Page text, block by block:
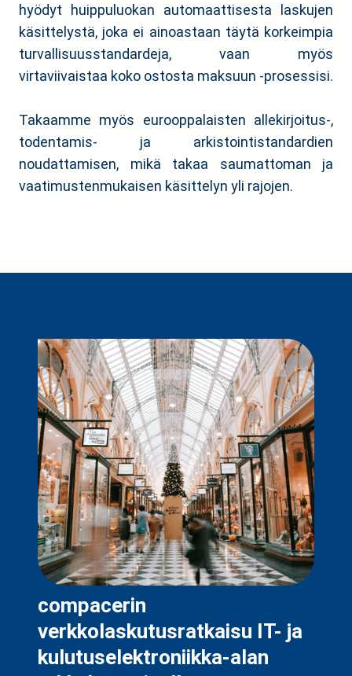
hyödyt huippuluokan automaattisesta laskujen
käsittelystä, joka ei ainoastaan täytä korkeimpia
turvallisuusstandardeja, vaan myös
virtaviivaistaa koko ostosta maksuun -prosessisi.
Takaamme myös eurooppalaisten allekirjoitus-,
todentamis- ja arkistointistandardien
noudattamisen, mikä takaa saumattoman ja
vaatimustenmukaisen käsittelyn yli rajojen.
compacerin
verkkolaskutusratkaisu IT- ja
kulutuselektroniikka-alan